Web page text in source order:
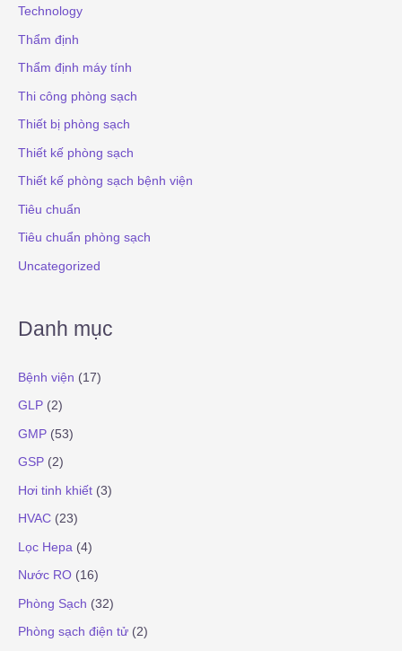
Technology
Thẩm định
Thẩm định máy tính
Thi công phòng sạch
Thiết bị phòng sạch
Thiết kế phòng sạch
Thiết kế phòng sạch bệnh viện
Tiêu chuẩn
Tiêu chuẩn phòng sạch
Uncategorized
Danh mục
Bệnh viện (17)
GLP (2)
GMP (53)
GSP (2)
Hơi tinh khiết (3)
HVAC (23)
Lọc Hepa (4)
Nước RO (16)
Phòng Sạch (32)
Phòng sạch điện tử (2)